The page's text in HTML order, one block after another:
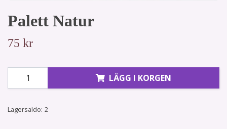
Palett Natur
75 kr
LÄGG I KORGEN
Lagersaldo: 2